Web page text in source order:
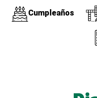
Cumpleaños